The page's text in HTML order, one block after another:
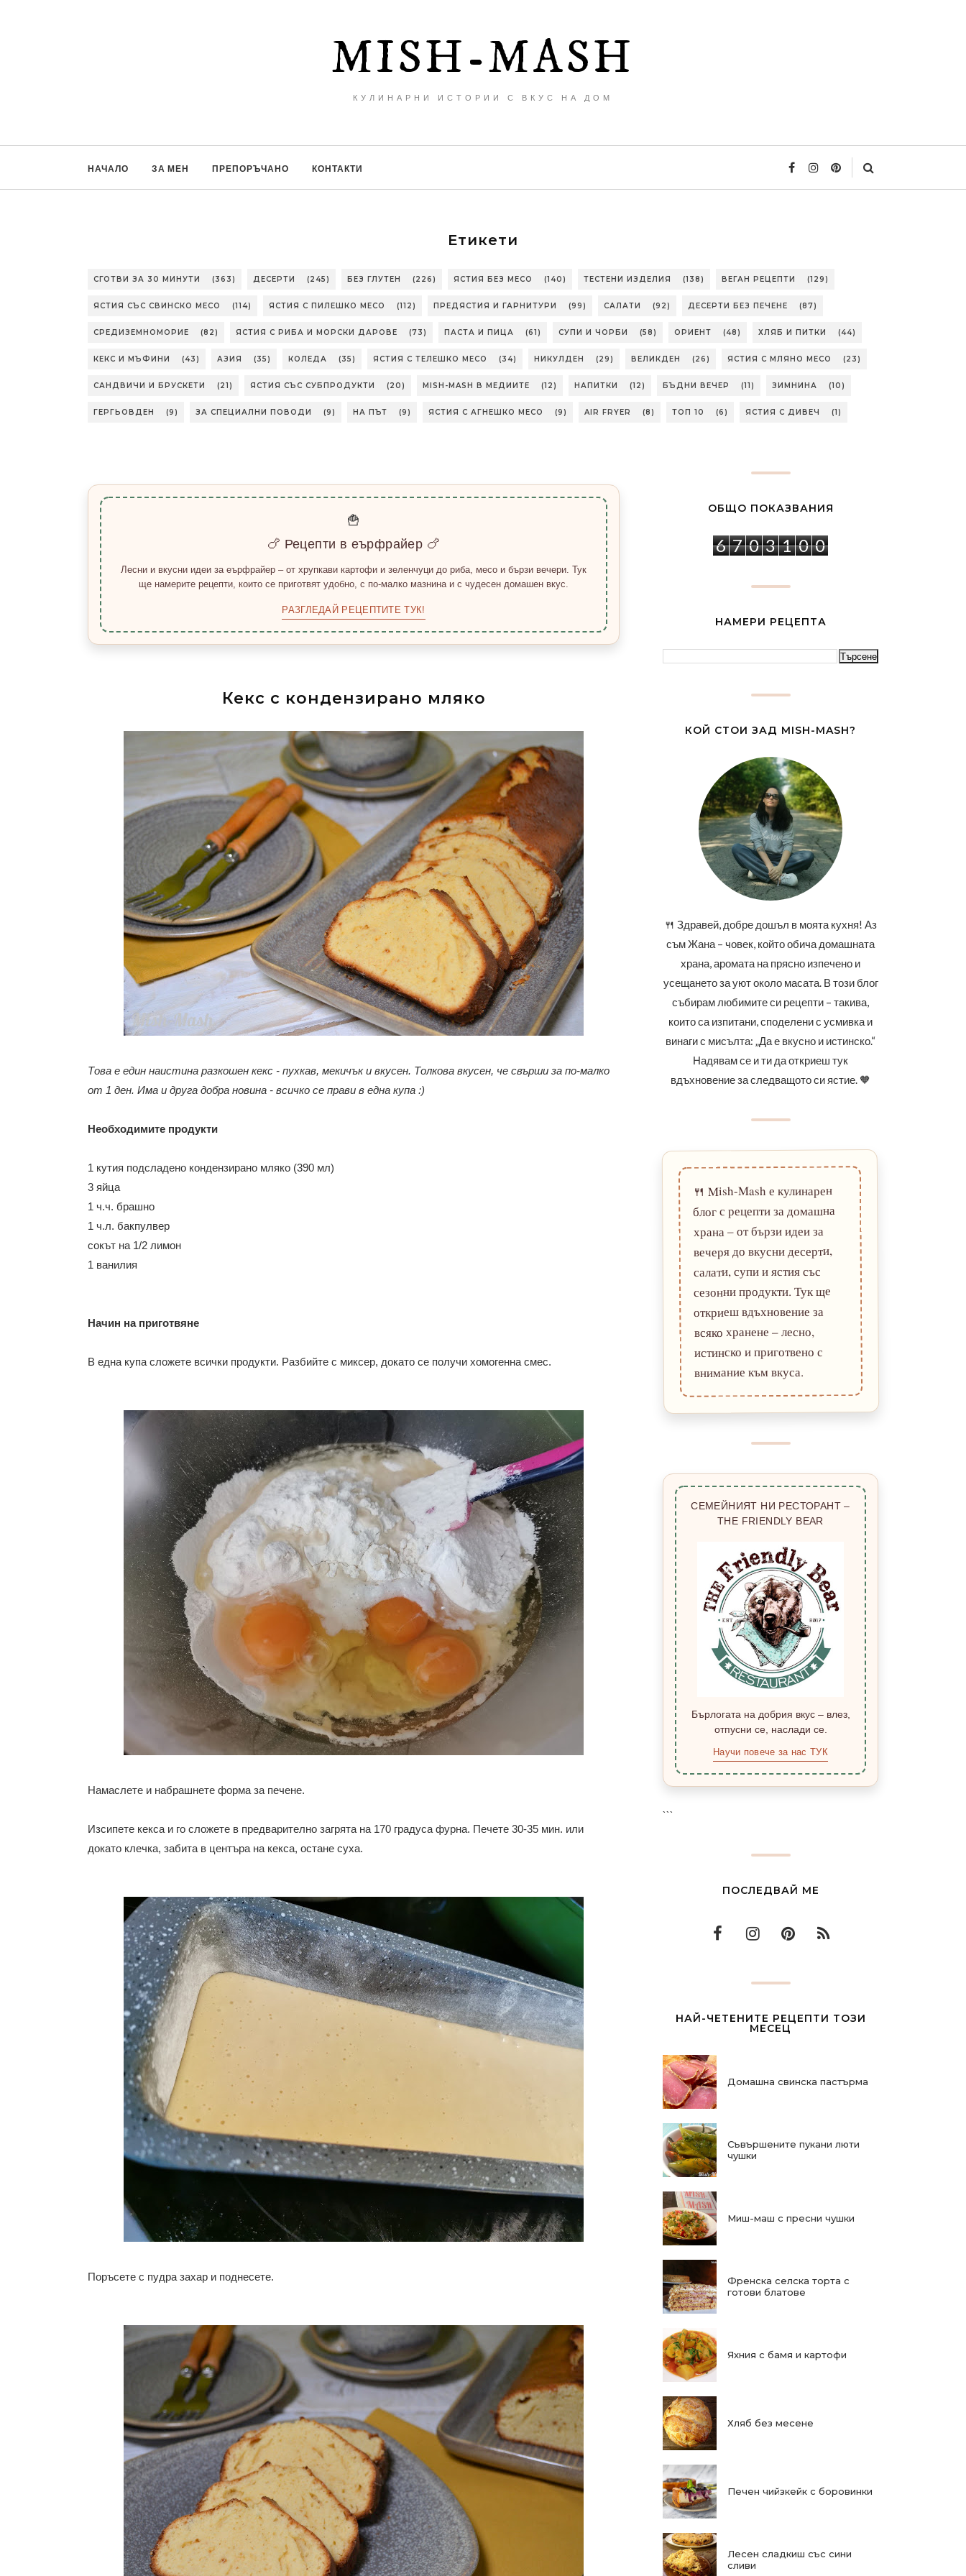
MISH-MASH
КУЛИНАРНИ ИСТОРИИ С ВКУС НА ДОМ
НАЧАЛО ЗА МЕН ПРЕПОРЪЧАНО КОНТАКТИ
Етикети
СГОТВИ ЗА 30 МИНУТИ (363) ДЕСЕРТИ (245) БЕЗ ГЛУТЕН (226) ЯСТИЯ БЕЗ МЕСО (140) ТЕСТЕНИ ИЗДЕЛИЯ (138) ВЕГАН РЕЦЕПТИ (129)
ЯСТИЯ СЪС СВИНСКО МЕСО (114) ЯСТИЯ С ПИЛЕШКО МЕСО (112) ПРЕДЯСТИЯ И ГАРНИТУРИ (99) САЛАТИ (92) ДЕСЕРТИ БЕЗ ПЕЧЕНЕ (87)
СРЕДИЗЕМНОМОРИЕ (82) ЯСТИЯ С РИБА И МОРСКИ ДАРОВЕ (73) ПАСТА И ПИЦА (61) СУПИ И ЧОРБИ (58) ОРИЕНТ (48) ХЛЯБ И ПИТКИ (44)
КЕКС И МЪФИНИ (43) АЗИЯ (35) КОЛЕДА (35) ЯСТИЯ С ТЕЛЕШКО МЕСО (34) НИКУЛДЕН (29) ВЕЛИКДЕН (26) ЯСТИЯ С МЛЯНО МЕСО (23)
САНДВИЧИ И БРУСКЕТИ (21) ЯСТИЯ СЪС СУБПРОДУКТИ (20) MISH-MASH В МЕДИИТЕ (12) НАПИТКИ (12) БЪДНИ ВЕЧЕР (11) ЗИМНИНА (10)
ГЕРГЬОВДЕН (9) ЗА СПЕЦИАЛНИ ПОВОДИ (9) НА ПЪТ (9) ЯСТИЯ С АГНЕШКО МЕСО (9) AIR FRYER (8) ТОП 10 (6) ЯСТИЯ С ДИВЕЧ (1)
🍟
🍗 Рецепти в еърфрайер 🍗
Лесни и вкусни идеи за еърфрайер – от хрупкави картофи и зеленчуци до риба, месо и бързи вечери. Тук
ще намерите рецепти, които се приготвят удобно, с по-малко мазнина и с чудесен домашен вкус.
РАЗГЛЕДАЙ РЕЦЕПТИТЕ ТУК!
Кекс с кондензирано мляко
Това е един наистина разкошен кекс - пухкав, мекичък и вкусен. Толкова вкусен, че свърши за по-малко
от 1 ден. Има и друга добра новина - всичко се прави в една купа :)
Необходимите продукти
1 кутия подсладено кондензирано мляко (390 мл)
3 яйца
1 ч.ч. брашно
1 ч.л. бакпулвер
сокът на 1/2 лимон
1 ванилия
Начин на приготвяне
В една купа сложете всички продукти. Разбийте с миксер, докато се получи хомогенна смес.
Намаслете и набрашнете форма за печене.
Изсипете кекса и го сложете в предварително загрята на 170 градуса фурна. Печете 30-35 мин. или
докато клечка, забита в центъра на кекса, остане суха.
Поръсете с пудра захар и поднесете.
ОБЩО ПОКАЗВАНИЯ
6 7 0 3 1 0 0
НАМЕРИ РЕЦЕПТА
КОЙ СТОИ ЗАД MISH-MASH?
🍴 Здравей, добре дошъл в моята кухня! Аз
съм Жана – човек, който обича домашната
храна, аромата на прясно изпечено и
усещането за уют около масата. В този блог
събирам любимите си рецепти – такива,
които са изпитани, споделени с усмивка и
винаги с мисълта: „Да е вкусно и истинско.“
Надявам се и ти да откриеш тук
вдъхновение за следващото си ястие. 🧡
🍴Mish-Mash е кулинарен
блог с рецепти за домашна
храна – от бързи идеи за
вечеря до вкусни десерти,
салати, супи и ястия със
сезонни продукти. Тук ще
откриеш вдъхновение за
всяко хранене – лесно,
истинско и приготвено с
внимание към вкуса.
СЕМЕЙНИЯТ НИ РЕСТОРАНТ –
THE FRIENDLY BEAR
Бърлогата на добрия вкус – влез,
отпусни се, наслади се.
Научи повече за нас ТУК
```
ПОСЛЕДВАЙ МЕ
НАЙ-ЧЕТЕНИТЕ РЕЦЕПТИ ТОЗИ
МЕСЕЦ
Домашна свинска пастърма
Съвършените пукани люти
чушки
Миш-маш с пресни чушки
Френска селска торта с
готови блатове
Яхния с бамя и картофи
Хляб без месене
Печен чийзкейк с боровинки
Лесен сладкиш със сини
сливи